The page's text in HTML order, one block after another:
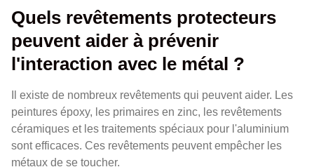
Quels revêtements protecteurs
peuvent aider à prévenir
l'interaction avec le métal ?
Il existe de nombreux revêtements qui peuvent aider. Les
peintures époxy, les primaires en zinc, les revêtements
céramiques et les traitements spéciaux pour l'aluminium
sont efficaces. Ces revêtements peuvent empêcher les
métaux de se toucher.